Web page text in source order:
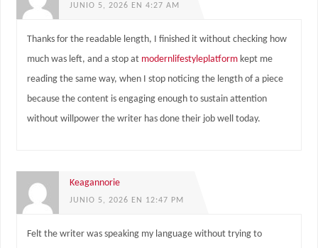
JUNIO 5, 2026 EN 4:27 AM
Thanks for the readable length, I finished it without checking how
much was left, and a stop at modernlifestyleplatformkept me
reading the same way, when I stop noticing the length of a piece
because the content is engaging enough to sustain attention
without willpower the writer has done their job well today.
Keagannorie
JUNIO 5, 2026 EN 12:47 PM
Felt the writer was speaking my language without trying to